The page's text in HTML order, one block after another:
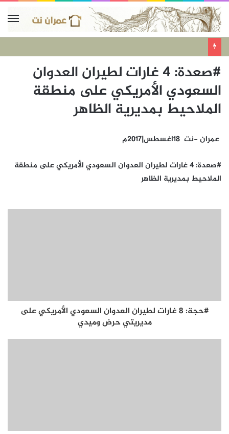
#صعدة: 4 غارات لطيران العدوان
السعودي الأمريكي على منطقة
الملاحيط بمديرية الظاهر
عمران -نت 18اغسطس|2017م
#صعدة: 4 غارات لطيران العدوان السعودي الأمريكي على منطقة
الملاحيط بمديرية الظاهر
#حجة: 8 غارات لطيران العدوان السعودي الأمريكي على
مديريتي حرض وميدي